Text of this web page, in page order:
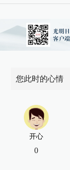
您此时的心情
开心
0